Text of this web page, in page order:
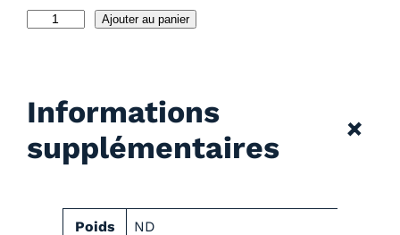
€
t
i
t
Ajouter au panier
Informations
supplémentaires
+
APoids ND